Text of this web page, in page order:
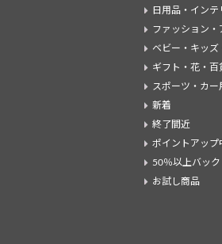
日用品・インテ
ファッション・
ベビー・キッズ
ギフト・花・百
スポーツ・カー
新着
終了間近
ポイントアップ
50％以上バック
お試し商品